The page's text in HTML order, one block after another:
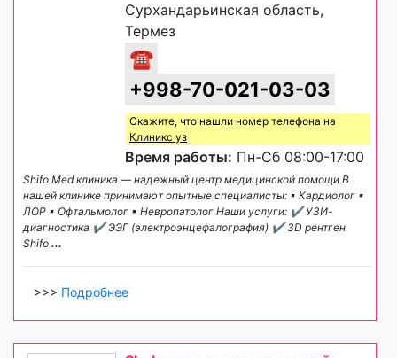
Сурхандарьинская область,
Термез
☎
+998-70-021-03-03
Скажите, что нашли номер телефона на
Клиникс уз
Время работы: Пн-Сб 08:00-17:00
Shifo Med клиника — надежный центр медицинской помощи В
нашей клинике принимают опытные специалисты: ▪ Кардиолог ▪
ЛОР ▪ Офтальмолог ▪ Невропатолог Наши услуги: ✔ УЗИ-
диагностика ✔ ЭЭГ (электроэнцефалография) ✔ 3D рентген
Shifo ...
>>> Подробнее